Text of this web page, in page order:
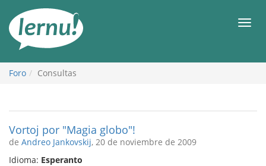
Foro Consultas
Vortoj por "Magia globo"!
de Andreo Jankovskij, 20 de noviembre de 2009
Idioma: Esperanto